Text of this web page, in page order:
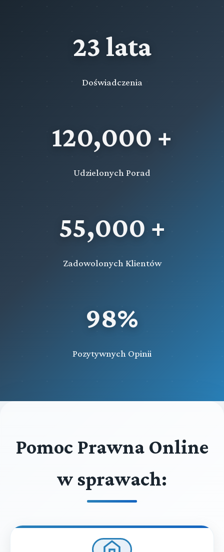
23 lata
Doświadczenia
120,000 +
Udzielonych Porad
55,000 +
Zadowolonych Klientów
98%
Pozytywnych Opinii
Pomoc Prawna Online
w sprawach: